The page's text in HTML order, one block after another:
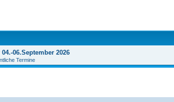
06.September 2026
Termine